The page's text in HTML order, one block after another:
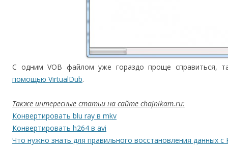
С одним VOB файлом уже гораздо проще справиться,
помощью VirtualDub.
Также интересные статьи на сайте chajnikam.ru:
Конвертировать blu ray в mkv
Конвертировать h264 в avi
Что нужно знать для правильного восстановления данных с